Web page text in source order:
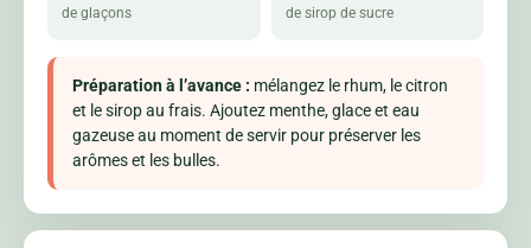
de glaçons de sirop de sucre
Préparation à l’avance : mélangez le rhum, le citron
et le sirop au frais. Ajoutez menthe, glace et eau
gazeuse au moment de servir pour préserver les
arômes et les bulles.